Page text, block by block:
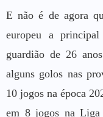
E não é de agora
europeu a
guardião de 26
alguns golos nas
10 jogos na época
em 8 jogos na Liga